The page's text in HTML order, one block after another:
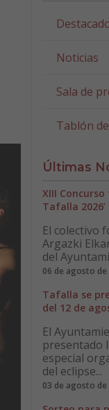
Noticias
Sala de
Tablón
Últimas
XIII
Tafalla 2026’
El colectivo
Argazki
del
06 de agosto
Tafalla se
del 12 de
El
presentado
especial
del eclipse...
03 de agosto